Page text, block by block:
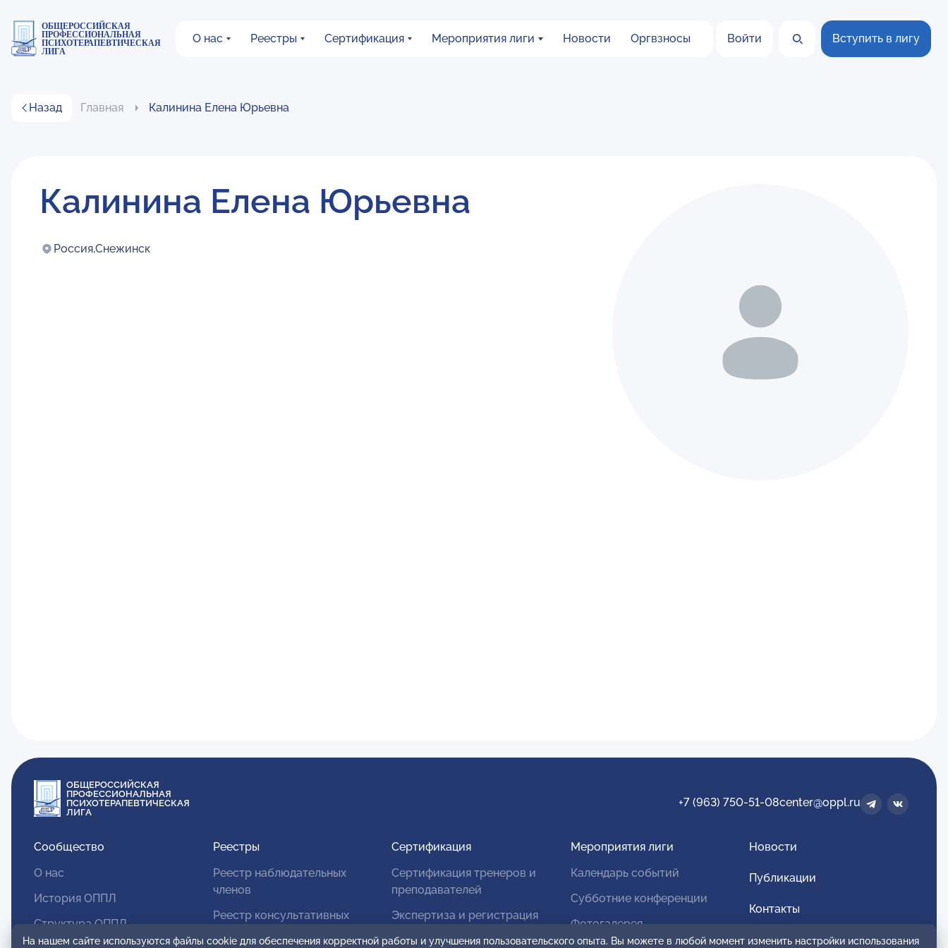
ОБЩЕРОССИЙСКАЯ
ПРОФЕССИОНАЛЬНАЯ
ПСИХОТЕРАПЕВТИЧЕСКАЯ
ЛИГА
О нас Реестры Сертификация Мероприятия лиги Новости Оргвзносы Войти Вступить в лигу
Назад Главная Калинина Елена Юрьевна
Калинина Елена Юрьевна
Россия,Снежинск
ОБЩЕРОССИЙСКАЯ
ПРОФЕССИОНАЛЬНАЯ
ПСИХОТЕРАПЕВТИЧЕСКАЯ
ЛИГА
+7 (963) 750-51-08center@oppl.ru
Сообщество
О нас
История ОППЛ
Структура ОППЛ
Реестры
Реестр наблюдательных
членов
Реестр консультативных
Сертификация
Сертификация тренеров и
преподавателей
Экспертиза и регистрация
Мероприятия лиги
Календарь событий
Субботние конференции
Фотогалерея
Новости
Публикации
Контакты
Для спонсоров и партнеров
На нашем сайте используются файлы cookie для обеспечения корректной работы и улучшения пользовательского опыта. Вы можете в любой момент изменить настройки использования